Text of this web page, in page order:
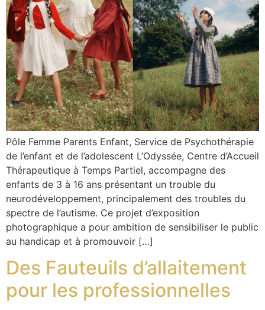
Pôle Femme Parents Enfant, Service de Psychothérapie
de l’enfant et de l’adolescent L’Odyssée, Centre d’Accueil
Thérapeutique à Temps Partiel, accompagne des
enfants de 3 à 16 ans présentant un trouble du
neurodéveloppement, principalement des troubles du
spectre de l’autisme. Ce projet d’exposition
photographique a pour ambition de sensibiliser le public
au handicap et à promouvoir […]
Des Fauteuils d’allaitement
pour les professionnelles